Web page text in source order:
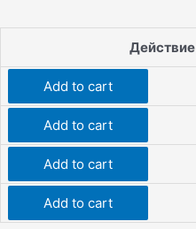
Действие
Add to cart
Add to cart
Add to cart
Add to cart